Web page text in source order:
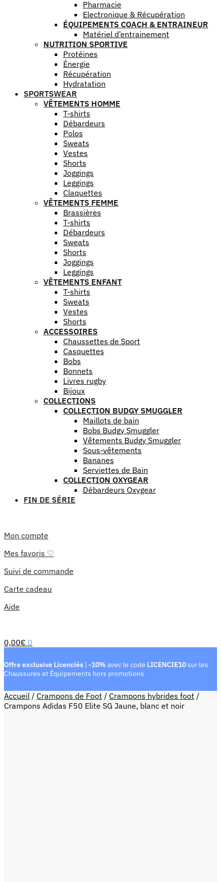
Pharmacie
Electronique & Récupération
ÉQUIPEMENTS COACH & ENTRAINEUR
Matériel d’entrainement
NUTRITION SPORTIVE
Protéines
Énergie
Récupération
Hydratation
SPORTSWEAR
VÊTEMENTS HOMME
T-shirts
Débardeurs
Polos
Sweats
Vestes
Shorts
Joggings
Leggings
Claquettes
VÊTEMENTS FEMME
Brassières
T-shirts
Débardeurs
Sweats
Shorts
Joggings
Leggings
VÊTEMENTS ENFANT
T-shirts
Sweats
Vestes
Shorts
ACCESSOIRES
Chaussettes de Sport
Casquettes
Bobs
Bonnets
Livres rugby
Bijoux
COLLECTIONS
COLLECTION BUDGY SMUGGLER
Maillots de bain
Bobs Budgy Smuggler
Vêtements Budgy Smuggler
Sous-vêtements
Bananes
Serviettes de Bain
COLLECTION OXYGEAR
Débardeurs Oxygear
FIN DE SÉRIE
Mon compte
Mes favoris ♡
Suivi de commande
Carte cadeau
Aide
0,00€ 0
Offre exclusive Licenciés | -10%avec le code LICENCIE10sur les
Chaussures et Équipements hors promotions
Accueil / Crampons de Foot / Crampons hybrides foot /
Crampons Adidas F50 Elite SG Jaune, blanc et noir